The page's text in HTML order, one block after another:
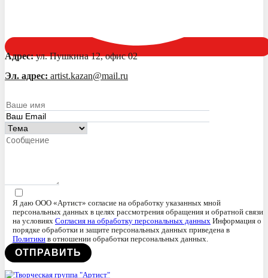
Адрес:ул. Пушкина 12, офис 02
Эл. адрес: artist.kazan@mail.ru
Я даю ООО «Артист» согласие на обработку указанных мной
персональных данных в целях рассмотрения обращения и обратной связи
на условиях Согласия на обработку персональных данных Информация о
порядке обработки и защите персональных данных приведена в
Политики в отношении обработки персональных данных.